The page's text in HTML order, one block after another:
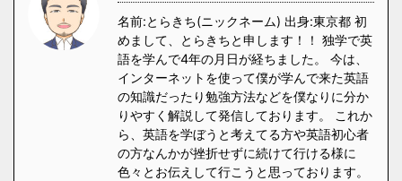
名前:とらきち(ニックネーム) 出身:東京都 初
めまして、とらきちと申します！！ 独学で英
語を学んで4年の月日が経ちました。 今は、
インターネットを使って僕が学んで来た英語
の知識だったり勉強方法などを僕なりに分か
りやすく解説して発信しております。 これか
ら、英語を学ぼうと考えてる方や英語初心者
の方なんかが挫折せずに続けて行ける様に
色々とお伝えして行こうと思っております。